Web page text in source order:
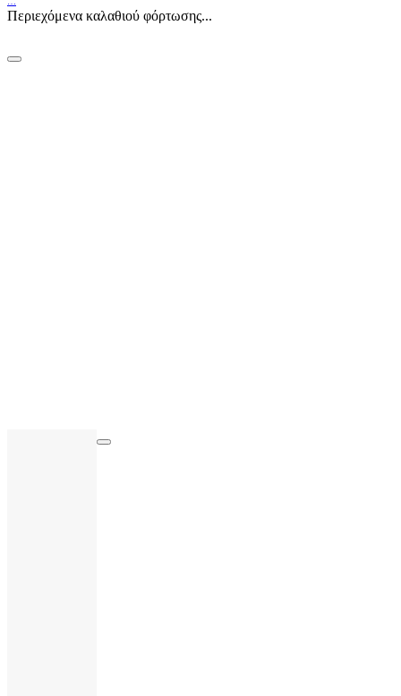
Περιεχόμενα καλαθιού φόρτωσης...